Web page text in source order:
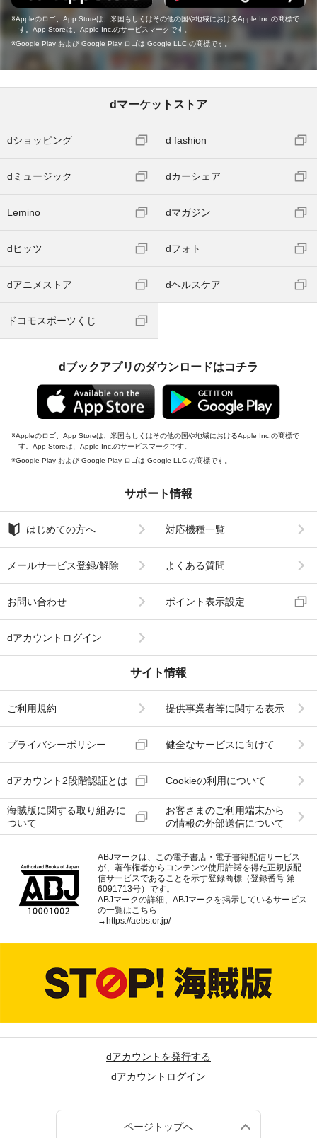
Appleのロゴ、App Storeは、米国もしくはその他の国や地域におけるApple Inc.の商標で
す。App Storeは、Apple Inc.のサービスマークです。
Google Play および Google Play ロゴは Google LLC の商標です。
dマーケットストア
dショッピング d fashion
dミュージック dカーシェア
Lemino dマガジン
dヒッツ dフォト
dアニメストア dヘルスケア
ドコモスポーツくじ
dブックアプリのダウンロードはコチラ
Appleのロゴ、App Storeは、米国もしくはその他の国や地域におけるApple Inc.の商標で
す。App Storeは、Apple Inc.のサービスマークです。
Google Play および Google Play ロゴは Google LLC の商標です。
サポート情報
はじめての方へ 対応機種一覧
メールサービス登録/解除 よくある質問
お問い合わせ ポイント表示設定
dアカウントログイン
サイト情報
ご利用規約 提供事業者等に関する表示
プライバシーポリシー 健全なサービスに向けて
dアカウント2段階認証とは Cookieの利用について
海賊版に関する取り組みに
ついて
お客さまのご利用端末から
の情報の外部送信について
ABJマークは、この電子書店・電子書籍配信サービス
が、著作権者からコンテンツ使用許諾を得た正規版配
信サービスであることを示す登録商標（登録番号 第
6091713号）です。
ABJマークの詳細、ABJマークを掲示しているサービス
の一覧はこちら
→ https://aebs.or.jp/
dアカウントを発行する
dアカウントログイン
ページトップへ